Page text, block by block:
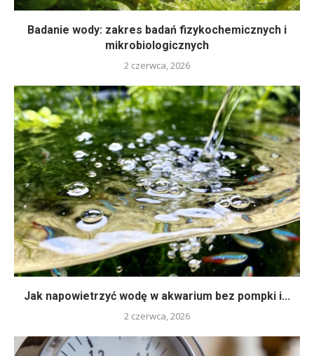
Badanie wody: zakres badań fizykochemicznych i
mikrobiologicznych
2 czerwca, 2026
Jak napowietrzyć wodę w akwarium bez pompki i...
2 czerwca, 2026